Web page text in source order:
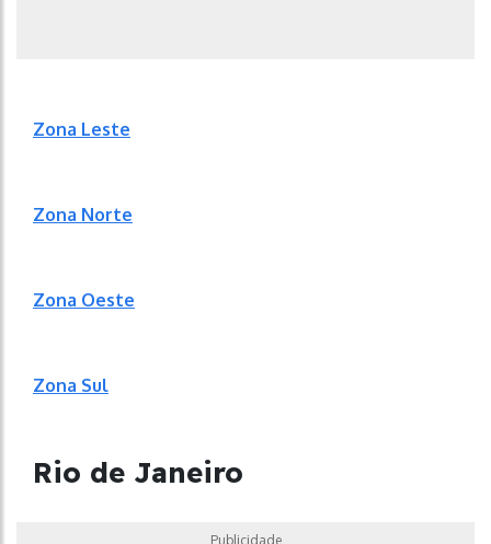
Zona Leste
Zona Norte
Zona Oeste
Zona Sul
Rio de Janeiro
Publicidade